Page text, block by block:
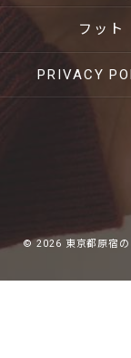
フット
PRIVACY
© 2026 東京都原宿の